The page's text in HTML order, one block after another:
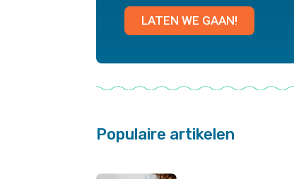
LATEN WE GAAN!
Populaire artikelen